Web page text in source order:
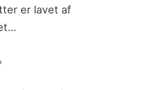
er lavet af